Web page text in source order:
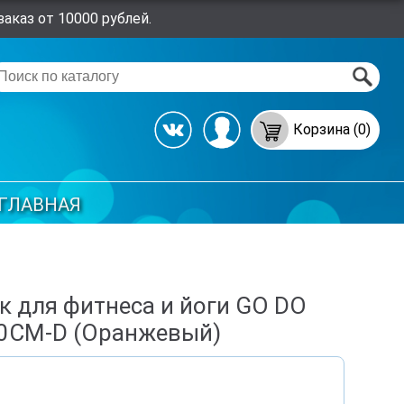
от 10000 рублей.
Корзина (0)
ГЛАВНАЯ
для фитнеса и йоги GO DO
D (Оранжевый)